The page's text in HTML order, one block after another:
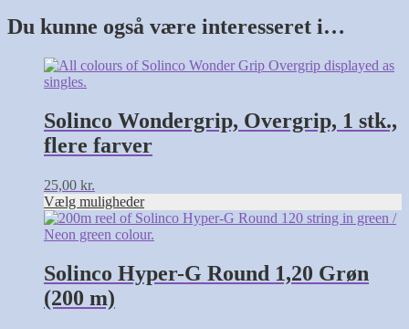
Du kunne også være interesseret i…
Solinco Wondergrip, Overgrip, 1 stk.,
flere farver
25,00 kr.
Vælg muligheder
Dette
vare
flere
varianter.
Mulighederne
vælges
på
varesiden
Solinco Hyper-G Round 1,20 Grøn
(200 m)